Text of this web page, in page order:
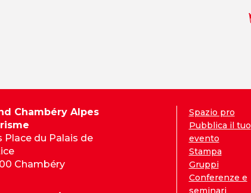
Chambéry Alpes
Place du Palais de
Chambéry
Spazio pro
Pubblica il tuo
evento
Stampa
Gruppi
Conferenze e
seminari